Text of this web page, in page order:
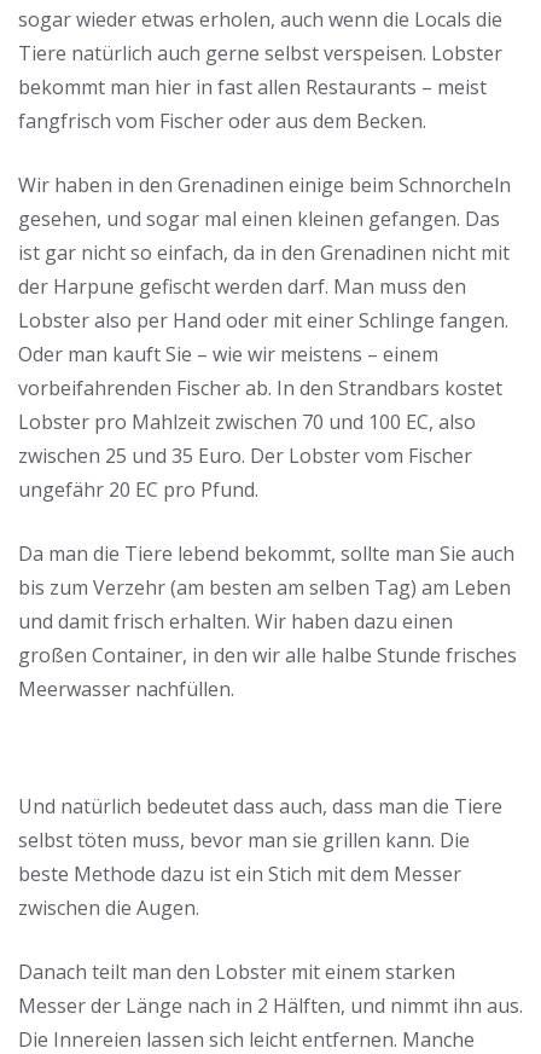
sogar wieder etwas erholen, auch wenn die Locals die
Tiere natürlich auch gerne selbst verspeisen. Lobster
bekommt man hier in fast allen Restaurants – meist
fangfrisch vom Fischer oder aus dem Becken.
Wir haben in den Grenadinen einige beim Schnorcheln
gesehen, und sogar mal einen kleinen gefangen. Das
ist gar nicht so einfach, da in den Grenadinen nicht mit
der Harpune gefischt werden darf. Man muss den
Lobster also per Hand oder mit einer Schlinge fangen.
Oder man kauft Sie – wie wir meistens – einem
vorbeifahrenden Fischer ab. In den Strandbars kostet
Lobster pro Mahlzeit zwischen 70 und 100 EC, also
zwischen 25 und 35 Euro. Der Lobster vom Fischer
ungefähr 20 EC pro Pfund.
Da man die Tiere lebend bekommt, sollte man Sie auch
bis zum Verzehr (am besten am selben Tag) am Leben
und damit frisch erhalten. Wir haben dazu einen
großen Container, in den wir alle halbe Stunde frisches
Meerwasser nachfüllen.
Und natürlich bedeutet dass auch, dass man die Tiere
selbst töten muss, bevor man sie grillen kann. Die
beste Methode dazu ist ein Stich mit dem Messer
zwischen die Augen.
Danach teilt man den Lobster mit einem starken
Messer der Länge nach in 2 Hälften, und nimmt ihn aus.
Die Innereien lassen sich leicht entfernen. Manche